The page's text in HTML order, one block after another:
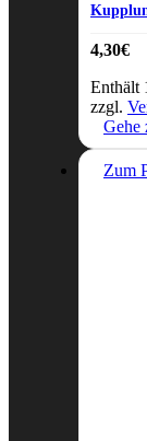
4,30€
Enthält
zzgl.
Gehe
Zum